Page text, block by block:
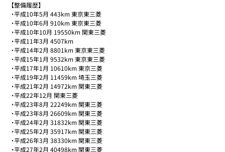
【整備履歴】
・平成10年5月 443km 東京東三菱
・平成10年6月 910km 東京東三菱
・平成10年10月 19550km 関東三菱
・平成11年3月 4507km
・平成14年2月 8801km 東京東三菱
・平成15年1月 9532km 東京東三菱
・平成17年1月 10610km 東京三菱
・平成19年2月 11459km 埼玉三菱
・平成21年2月 14972km 関東三菱
・平成22年12月 関東三菱
・平成23年8月 22249km 関東三菱
・平成23年8月 26609km 関東三菱
・平成24年2月 31832km 関東三菱
・平成25年2月 35917km 関東三菱
・平成26年3月 38330km 関東三菱
・平成27年2月 40498km 関東三菱